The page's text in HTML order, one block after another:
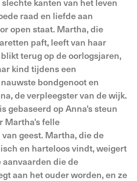
raad en liefde aan
open staat. Martha, die
paft, leeft van haar
terug op de oorlogsjaren,
kind tijdens een
bondgenoot en
de verpleegster van de wijk.
gebaseerd op Anna's steun
Martha's felle
geest. Martha, die de
en harteloos vindt, weigert
die de
aan het ouder worden, en ze